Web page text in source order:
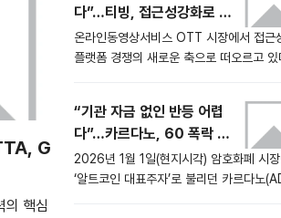
G
의 핵심
다”…티빙, 접근성강화로 O
TT포용확대
온라인동영상서비스 OTT 시장에서 접근
플랫폼 경쟁의 새로운 축으로 떠오르고 있
내세웠다. AI 추천 알고리즘과 초고화질 스
기존 기술 경쟁을 넘어, 장애 여부와 상관
이용자가 동등하게 콘텐츠를 소비할 수 있
성이 산업 전반의 화두로 부상하는 모습이
“기관 자금 없인 반등 어렵
다”…카르다노, 60 폭락 후
생존 경쟁 격화
2026년 1월 1일(현지시각) 암호화폐 시장
‘알트코인 대표주자’로 불리던 카르다노